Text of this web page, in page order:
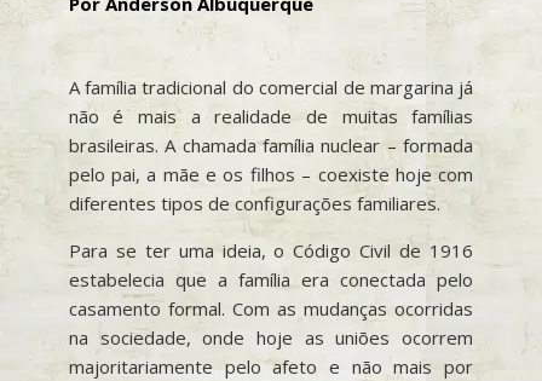
A família tradicional do comercial de margarina já
não é mais a realidade de muitas famílias
brasileiras. A chamada família nuclear – formada
pelo pai, a mãe e os filhos – coexiste hoje com
diferentes tipos de configurações familiares.
Para se ter uma ideia, o Código Civil de 1916
estabelecia que a família era conectada pelo
casamento formal. Com as mudanças ocorridas
na sociedade, onde hoje as uniões ocorrem
majoritariamente pelo afeto e não mais por